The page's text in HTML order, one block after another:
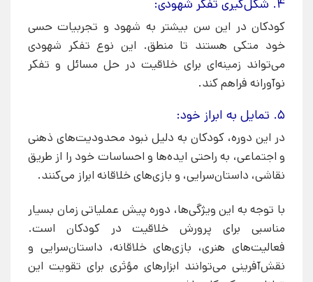
4. شکل‌گیری تفکر شهودی:
کودکان در این سن بیشتر به شهود و تجربیات حسی
خود متکی هستند تا منطق. این نوع تفکر شهودی
می‌تواند زمینه‌ای برای خلاقیت در حل مسائل و تفکر
نوآورانه فراهم کند.
5. تمایل به ابراز خود:
در این دوره، کودکان به دلیل نبود محدودیت‌های ذهنی
و اجتماعی، به راحتی ایده‌ها و احساسات خود را از طریق
نقاشی، داستان‌سرایی، و بازی‌های خلاقانه ابراز می‌کنند.
با توجه به این ویژگی‌ها، دوره پیش عملیاتی زمان بسیار
مناسبی برای پرورش خلاقیت در کودکان است.
فعالیت‌های هنری، بازی‌های خلاقانه، داستان‌سرایی و
نقش‌آفرینی می‌توانند ابزارهای مؤثری برای تقویت این